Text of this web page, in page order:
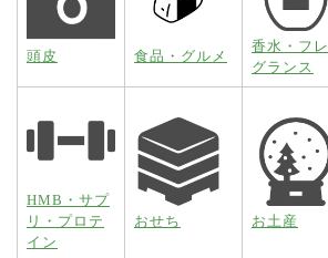
頭皮 食品・グルメ
香水・フレ
グランス
HMB・サプ
リ・プロテ
イン
おせち お土産